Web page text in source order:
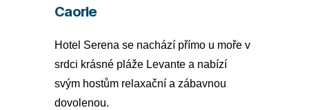
Caorle
Hotel Serena se nachází přímo u moře v
srdci krásné pláže Levante a nabízí
svým hostům relaxační a zábavnou
dovolenou.